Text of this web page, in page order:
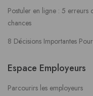
Postuler en ligne : 5 erreurs
chances
8 Décisions Importantes
Espace Employeurs
Parcourirs les employeurs